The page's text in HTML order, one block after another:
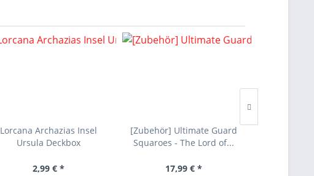
Lorcana Archazias Insel
Ursula Deckbox
2,99 € *
[Zubehör] Ultimate Guard
Squaroes - The Lord of...
17,99 € *